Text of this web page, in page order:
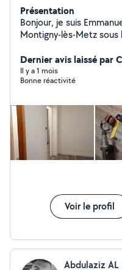
Présentation
Bonjour, je suis
Montigny-lès-Metz sous
et espaces verts : Taille de haies, tonte,
débroussaillage, remise
évacuation des déchets
parquet, plinthes, fibre
petits travaux de
divers, bricolage, pose
rideaux , détecteurs de
pour volet roulant,
bonne humeur. Basé à Montigny-lès-Metz, j'interviens
sur Metz et tout le
Dernier avis laissé par
Il y a 1 mois
Bonne réactivité
Voir le profil